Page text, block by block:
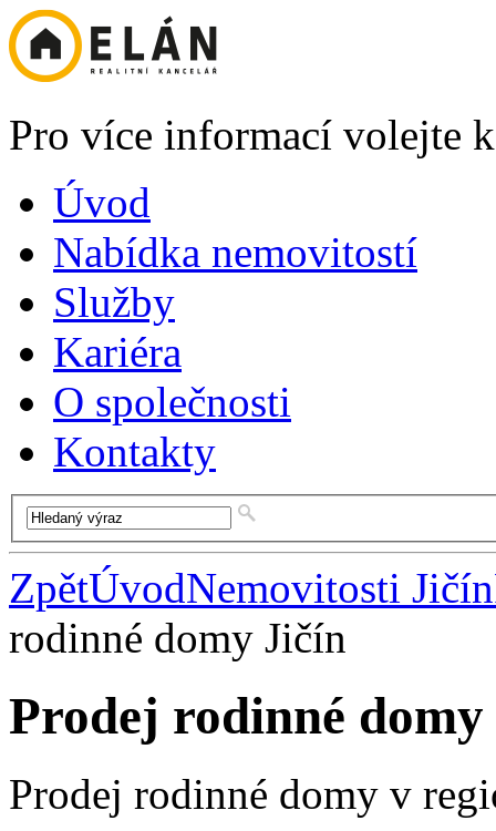
Pro více informací volejte
Úvod
Nabídka nemovitostí
Služby
Kariéra
O společnosti
Kontakty
ZpětÚvodNemovitosti Jičín
rodinné domy Jičín
Prodej rodinné
Prodej rodinné domy v